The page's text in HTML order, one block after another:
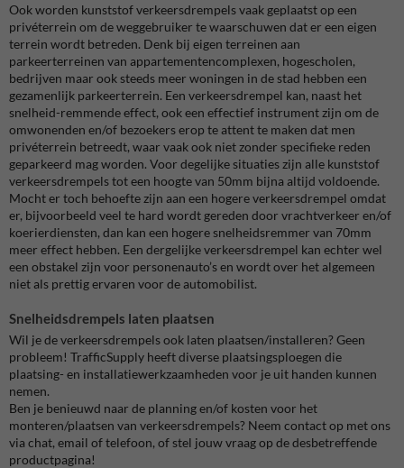
Ook worden kunststof verkeersdrempels vaak geplaatst op een
privéterrein om de weggebruiker te waarschuwen dat er een eigen
terrein wordt betreden. Denk bij eigen terreinen aan
parkeerterreinen van appartementencomplexen, hogescholen,
bedrijven maar ook steeds meer woningen in de stad hebben een
gezamenlijk parkeerterrein. Een verkeersdrempel kan, naast het
snelheid-remmende effect, ook een effectief instrument zijn om de
omwonenden en/of bezoekers erop te attent te maken dat men
privéterrein betreedt, waar vaak ook niet zonder specifieke reden
geparkeerd mag worden. Voor degelijke situaties zijn alle kunststof
verkeersdrempels tot een hoogte van 50mm bijna altijd voldoende.
Mocht er toch behoefte zijn aan een hogere verkeersdrempel omdat
er, bijvoorbeeld veel te hard wordt gereden door vrachtverkeer en/of
koerierdiensten, dan kan een hogere snelheidsremmer van 70mm
meer effect hebben. Een dergelijke verkeersdrempel kan echter wel
een obstakel zijn voor personenauto’s en wordt over het algemeen
niet als prettig ervaren voor de automobilist.
Snelheidsdrempels laten plaatsen
Wil je de verkeersdrempels ook laten plaatsen/installeren? Geen
probleem! TrafficSupply heeft diverse plaatsingsploegen die
plaatsing- en installatiewerkzaamheden voor je uit handen kunnen
nemen.
Ben je benieuwd naar de planning en/of kosten voor het
monteren/plaatsen van verkeersdrempels? Neem contact op met ons
via chat, email of telefoon, of stel jouw vraag op de desbetreffende
productpagina!